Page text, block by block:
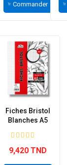
Commander
Fiches Bristol
Blanches A5
9,420 TND